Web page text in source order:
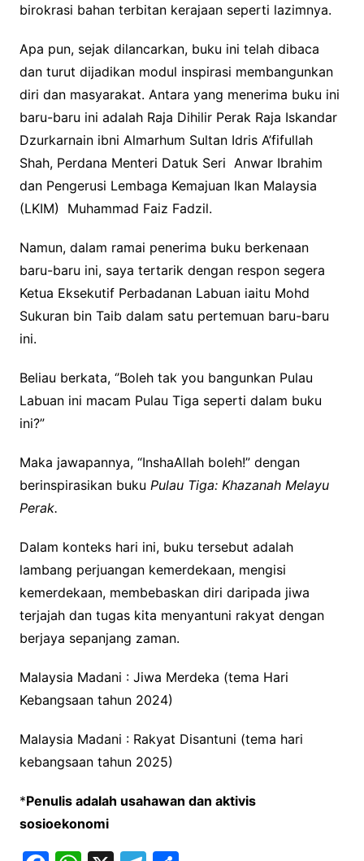
birokrasi bahan terbitan kerajaan seperti lazimnya.
Apa pun, sejak dilancarkan, buku ini telah dibaca
dan turut dijadikan modul inspirasi membangunkan
diri dan masyarakat. Antara yang menerima buku ini
baru-baru ini adalah Raja Dihilir Perak Raja Iskandar
Dzurkarnain ibni Almarhum Sultan Idris A’fifullah
Shah, Perdana Menteri Datuk Seri Anwar Ibrahim
dan Pengerusi Lembaga Kemajuan Ikan Malaysia
(LKIM) Muhammad Faiz Fadzil.
Namun, dalam ramai penerima buku berkenaan
baru-baru ini, saya tertarik dengan respon segera
Ketua Eksekutif Perbadanan Labuan iaitu Mohd
Sukuran bin Taib dalam satu pertemuan baru-baru
ini.
Beliau berkata, ‘’Boleh tak you bangunkan Pulau
Labuan ini macam Pulau Tiga seperti dalam buku
ini?”
Maka jawapannya, “InshaAllah boleh!” dengan
berinspirasikan buku Pulau Tiga: Khazanah Melayu
Perak.
Dalam konteks hari ini, buku tersebut adalah
lambang perjuangan kemerdekaan, mengisi
kemerdekaan, membebaskan diri daripada jiwa
terjajah dan tugas kita menyantuni rakyat dengan
berjaya sepanjang zaman.
Malaysia Madani : Jiwa Merdeka (tema Hari
Kebangsaan tahun 2024)
Malaysia Madani : Rakyat Disantuni (tema hari
kebangsaan tahun 2025)
*Penulis adalah usahawan dan aktivis
sosioekonomi